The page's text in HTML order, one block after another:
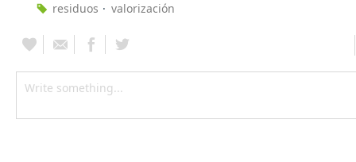
residuos
valorización